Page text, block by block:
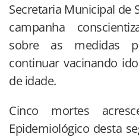
Secretaria Municipal de
campanha
sobre as medidas
continuar vacinando
de idade.
Cinco mortes
Epidemiológico desta